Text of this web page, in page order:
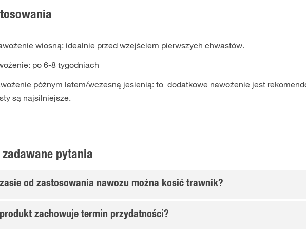
wiosną: idealnie przed wzejściem pierwszych chwastów.
po 6-8 tygodniach
późnym latem/wczesną jesienią: to dodatkowe nawożenie jest
są najsilniejsze.
pytania
od zastosowania nawozu można kosić trawnik?
zachowuje termin przydatności?